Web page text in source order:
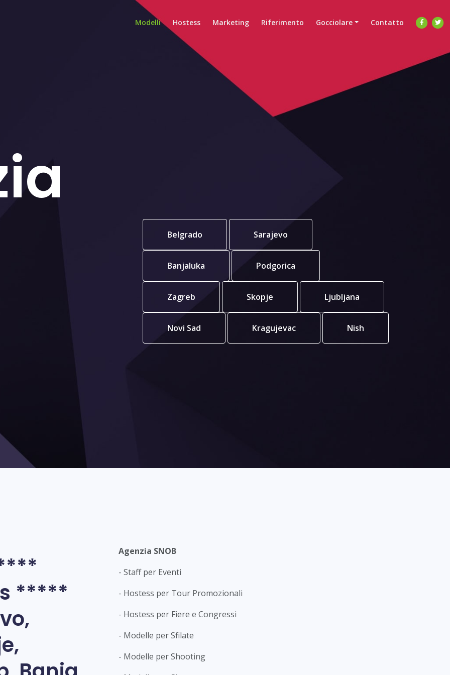
Modelli Hostess Marketing Riferimento Gocciolare Contatto
Belgrado Sarajevo
Banjaluka Podgorica
Zagreb Skopje Ljubljana
Novi Sad Kragujevac Nish
*****
Agenzia SNOB
- Staff per Eventi
- Hostess per Tour Promozionali
- Hostess per Fiere e Congressi
- Modelle per Sfilate
- Modelle per Shooting